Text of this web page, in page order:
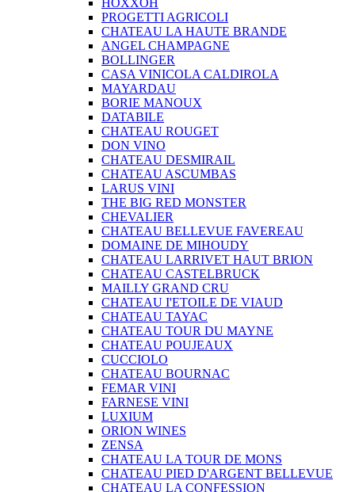
HOXXOH
PROGETTI AGRICOLI
CHATEAU LA HAUTE BRANDE
ANGEL CHAMPAGNE
BOLLINGER
CASA VINICOLA CALDIROLA
MAYARDAU
BORIE MANOUX
DATABILE
CHATEAU ROUGET
DON VINO
CHATEAU DESMIRAIL
CHATEAU ASCUMBAS
LARUS VINI
THE BIG RED MONSTER
CHEVALIER
CHATEAU BELLEVUE FAVEREAU
DOMAINE DE MIHOUDY
CHATEAU LARRIVET HAUT BRION
CHATEAU CASTELBRUCK
MAILLY GRAND CRU
CHATEAU I'ETOILE DE VIAUD
CHATEAU TAYAC
CHATEAU TOUR DU MAYNE
CHATEAU POUJEAUX
CUCCIOLO
CHATEAU BOURNAC
FEMAR VINI
FARNESE VINI
LUXIUM
ORION WINES
ZENSA
CHATEAU LA TOUR DE MONS
CHATEAU PIED D'ARGENT BELLEVUE
CHATEAU LA CONFESSION